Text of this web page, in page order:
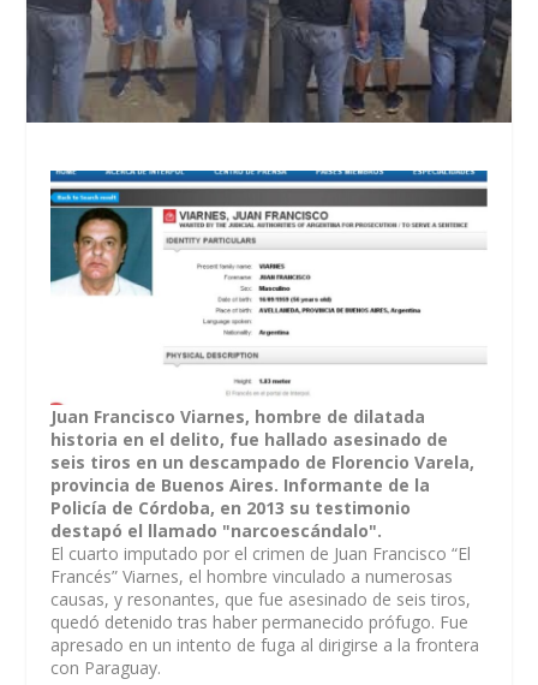
Juan Francisco Viarnes, hombre de dilatada
historia en el delito, fue hallado asesinado de
seis tiros en un descampado de Florencio Varela,
provincia de Buenos Aires. Informante de la
Policía de Córdoba, en 2013 su testimonio
destapó el llamado "narcoescándalo".
El cuarto imputado por el crimen de Juan Francisco “El
Francés” Viarnes, el hombre vinculado a numerosas
causas, y resonantes, que fue asesinado de seis tiros,
quedó detenido tras haber permanecido prófugo. Fue
apresado en un intento de fuga al dirigirse a la frontera
con Paraguay.